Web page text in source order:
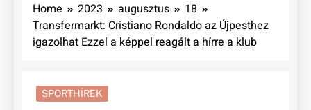
Home 2023 augusztus
18
Transfermarkt: Cristiano Rondaldo az Újpesthez
igazolhat Ezzel a képpel reagált a hírre a klub
SPORTHÍREK